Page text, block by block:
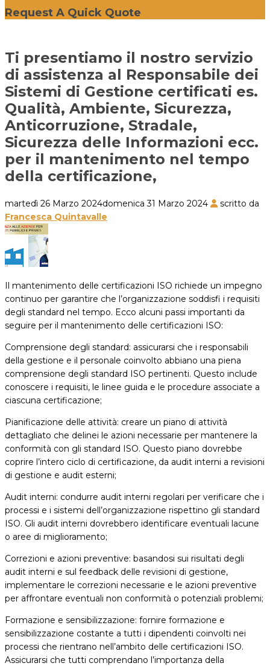
Request A Quick Quote
Ti presentiamo il nostro servizio
di assistenza al Responsabile dei
Sistemi di Gestione certificati es.
Qualità, Ambiente, Sicurezza,
Anticorruzione, Stradale,
Sicurezza delle Informazioni ecc.
per il mantenimento nel tempo
della certificazione,
martedì 26 Marzo 2024domenica 31 Marzo 2024
scritto da
Francesca Quintavalle
Il mantenimento delle certificazioni ISO richiede un impegno
continuo per garantire che l’organizzazione soddisfi i requisiti
degli standard nel tempo. Ecco alcuni passi importanti da
seguire per il mantenimento delle certificazioni ISO:
Comprensione degli standard: assicurarsi che i responsabili
della gestione e il personale coinvolto abbiano una piena
comprensione degli standard ISO pertinenti. Questo include
conoscere i requisiti, le linee guida e le procedure associate a
ciascuna certificazione;
Pianificazione delle attività: creare un piano di attività
dettagliato che delinei le azioni necessarie per mantenere la
conformità con gli standard ISO. Questo piano dovrebbe
coprire l’intero ciclo di certificazione, da audit interni a revisioni
di gestione e audit esterni;
Audit interni: condurre audit interni regolari per verificare che i
processi e i sistemi dell’organizzazione rispettino gli standard
ISO. Gli audit interni dovrebbero identificare eventuali lacune
o aree di miglioramento;
Correzioni e azioni preventive: basandosi sui risultati degli
audit interni e sul feedback delle revisioni di gestione,
implementare le correzioni necessarie e le azioni preventive
per affrontare eventuali non conformità o potenziali problemi;
Formazione e sensibilizzazione: fornire formazione e
sensibilizzazione costante a tutti i dipendenti coinvolti nei
processi che rientrano nell’ambito delle certificazioni ISO.
Assicurarsi che tutti comprendano l’importanza della